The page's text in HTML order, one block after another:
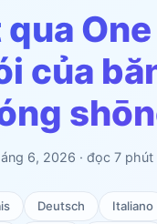
của
6, 2026 · đọc 7 phút
Deutsch Italiano